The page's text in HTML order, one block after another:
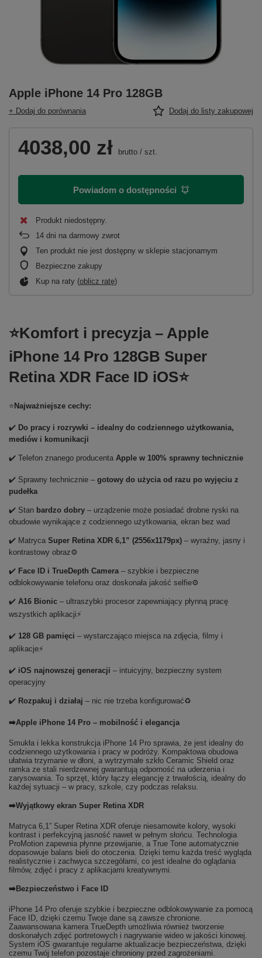
Apple iPhone 14 Pro 128GB
+ Dodaj do porównania Dodaj do listy zakupowej
4038,00 zł brutto / szt.
Powiadom o dostępności
Produkt niedostępny
14 dni na darmowy zwrot
Ten produkt nie jest dostępny w sklepie stacjonarnym
Bezpieczne zakupy
Kup na raty (oblicz ratę)
⭐Komfort i precyzja – Apple
iPhone 14 Pro 128GB Super
Retina XDR Face ID iOS⭐
⭐ Najważniejsze cechy:
✔️ Do pracy i rozrywki – idealny do codziennego użytkowania,
mediów i komunikacji
✔️ Telefon znanego producenta Apple w 100% sprawny technicznie
✔️ Sprawny technicznie – gotowy do użycia od razu po wyjęciu z
pudełka
✔️ Stan bardzo dobry – urządzenie może posiadać drobne ryski na
obudowie wynikające z codziennego użytkowania, ekran bez wad
✔️ Matryca Super Retina XDR 6,1” (2556x1179px) – wyraźny, jasny i
kontrastowy obraz⚙️
✔️ Face ID i TrueDepth Camera– szybkie i bezpieczne
odblokowywanie telefonu oraz doskonała jakość selfie⚙️
✔️ A16 Bionic – ultraszybki procesor zapewniający płynną pracę
wszystkich aplikacji⚡
✔️ 128 GB pamięci – wystarczająco miejsca na zdjęcia, filmy i
aplikacje⚡
✔️ iOS najnowszej generacji – intuicyjny, bezpieczny system
operacyjny
✔️ Rozpakuj i działaj – nic nie trzeba konfigurować♻️
➡️Apple iPhone 14 Pro – mobilność i elegancja
Smukła i lekka konstrukcja iPhone 14 Pro sprawia, że jest idealny do
codziennego użytkowania i pracy w podróży. Kompaktowa obudowa
ułatwia trzymanie w dłoni, a wytrzymałe szkło Ceramic Shield oraz
ramka ze stali nierdzewnej gwarantują odporność na uderzenia i
zarysowania. To sprzęt, który łączy elegancję z trwałością, idealny do
każdej sytuacji – w pracy, szkole, czy podczas relaksu.
➡️Wyjątkowy ekran Super Retina XDR
Matryca 6,1” Super Retina XDR oferuje niesamowite kolory, wysoki
kontrast i perfekcyjną jasność nawet w pełnym słońcu. Technologia
ProMotion zapewnia płynne przewijanie, a True Tone automatycznie
dopasowuje balans bieli do otoczenia. Dzięki temu każda treść wygląda
realistycznie i zachwyca szczegółami, co jest idealne do oglądania
filmów, zdjęć i pracy z aplikacjami kreatywnymi.
➡️Bezpieczeństwo i Face ID
iPhone 14 Pro oferuje szybkie i bezpieczne odblokowywanie za pomocą
Face ID, dzięki czemu Twoje dane są zawsze chronione.
Zaawansowana kamera TrueDepth umożliwia również tworzenie
doskonałych zdjęć portretowych i nagrywanie wideo w jakości kinowej.
System iOS gwarantuje regularne aktualizacje bezpieczeństwa, dzięki
czemu Twój telefon pozostaje chroniony przed zagrożeniami.